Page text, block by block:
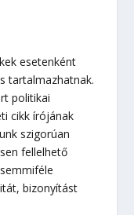
esetenként
tartalmazhatnak.
politikai
cikk írójának
szigorúan
fellelhető
bizonyítást